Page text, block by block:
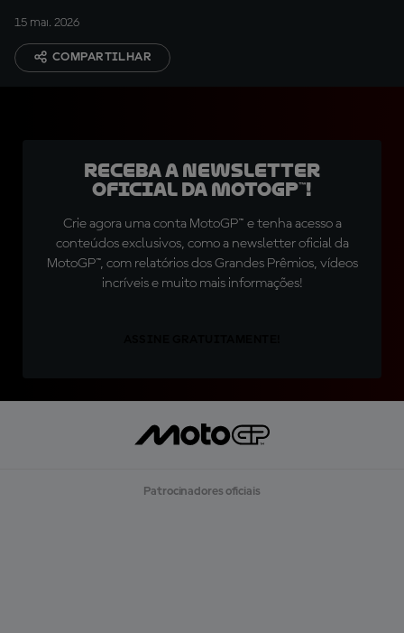
15 mai. 2026
COMPARTILHAR
Receba a newsletter
oficial da MotoGP™!
Crie agora uma conta MotoGP™ e tenha acesso a
conteúdos exclusivos, como a newsletter oficial da
MotoGP™, com relatórios dos Grandes Prêmios, vídeos
incríveis e muito mais informações!
Patrocinadores oficiais